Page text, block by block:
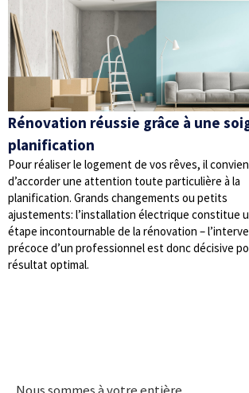
Rénovation réussie grâce à une
planification
Pour réaliser le logement de vos rêves, il
d’accorder une attention toute particulière à la
planification. Grands changements ou petits
ajustements: l’installation électrique constitue
étape incontournable de la rénovation –
précoce d’un professionnel est donc décisive
résultat optimal.